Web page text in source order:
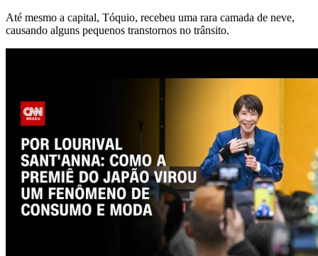
Até mesmo a capital, Tóquio, recebeu uma rara camada de neve,
causando alguns pequenos transtornos no trânsito.